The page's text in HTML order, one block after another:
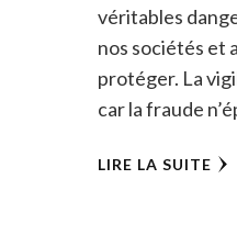
véritables
nos sociétés et
protéger. La
car la fraude
LIRE LA SUITE